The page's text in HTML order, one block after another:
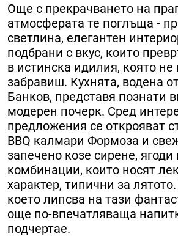
Още с прекрачването на
атмосферата те поглъща -
светлина, елегантен
подбрани с вкус, които
в истинска идилия, която
забравиш. Кухнята, водена
Банков, представя познати
модерен почерк. Сред
предложения се открояват
BBQ калмари Формоза и
запечено козе сирене,
комбинации, които носят
характер, типични за
което липсва на тази
още по-впечатляваща
подчертае.